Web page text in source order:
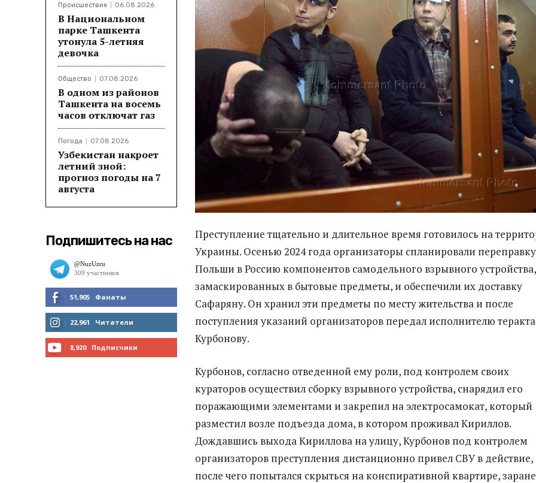
Происшествия 06.08.2026
В Национальном
парке Ташкента
утонула 5-летняя
девочка
Общество 07.08.2026
В одном из районов
Ташкента на восемь
часов отключат газ
Погода 07.08.2026
Узбекистан накроет
летний зной:
прогноз погоды на 7
августа
Подпишитесь на нас
51,905 Фанаты
МНЕ НРАВИТСЯ
22,961 Читатели
8,920 Подписчики
Преступление тщательно и длительное время готовилось на
Украины. Осенью 2024 года организаторы спланировали
Польши в Россию компонентов самодельного взрывного устройства,
замаскированных в бытовые предметы, и обеспечили их доставку
Сафаряну. Он хранил эти предметы по месту жительства и после
поступления указаний организаторов передал исполнителю теракта
Курбонову.
Курбонов, согласно отведенной ему роли, под контролем своих
кураторов осуществил сборку взрывного устройства, снарядил его
поражающими элементами и закрепил на электросамокат, который
разместил возле подъезда дома, в котором проживал Кириллов.
Дождавшись выхода Кириллова на улицу, Курбонов под контролем
организаторов преступления дистанционно привел СВУ в действие,
после чего попытался скрыться на конспиративной квартире,